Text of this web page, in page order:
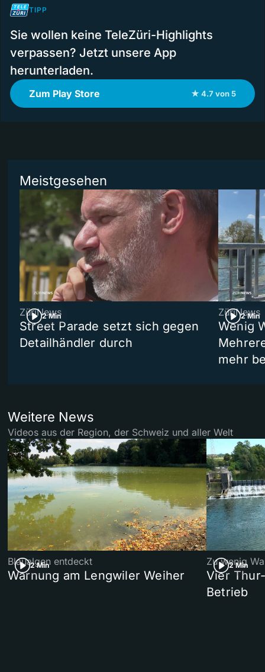
TIPP
Sie wollen keine TeleZüri-Highlights
verpassen? Jetzt unsere App
herunterladen.
Zum Play Store ★ 4.7 von 5
Meistgesehen
2 Min
ZüriNews
Street Parade setzt sich gegen
Detailhändler durch
2 Min
ZüriNews
Wenig
mehr
Weitere News
Videos aus der Region, der Schweiz und aller Welt
2 Min
Blaualgen entdeckt
Warnung am Lengwiler Weiher
2 Min
Zu wenig
Vier
Betrieb